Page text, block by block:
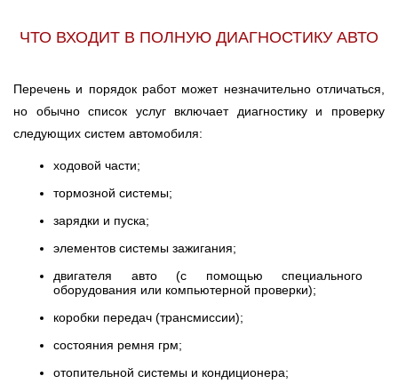
Ярославль
ЧТО ВХОДИТ В ПОЛНУЮ ДИАГНОСТИКУ АВТО
Перечень и порядок работ может незначительно отличаться,
но обычно список услуг включает диагностику и проверку
следующих систем автомобиля:
ходовой части;
тормозной системы;
зарядки и пуска;
элементов системы зажигания;
двигателя авто (с помощью специального
оборудования или компьютерной проверки);
коробки передач (трансмиссии);
состояния ремня грм;
отопительной системы и кондиционера;